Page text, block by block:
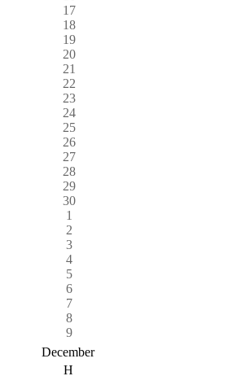
17
18
19
20
21
22
23
24
25
26
27
28
29
30
1
2
3
4
5
6
7
8
9
December
H